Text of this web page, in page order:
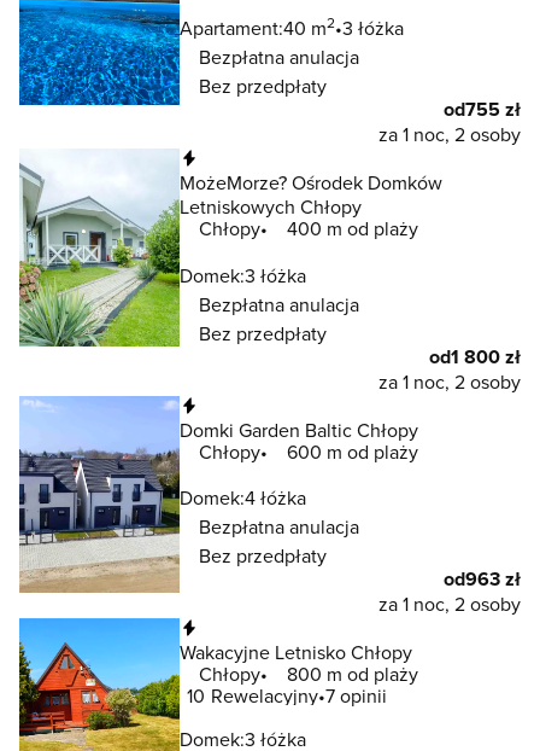
Apartament:40 m2 3 łóżka
Bezpłatna anulacja
Bez przedpłaty
od755 zł
za 1 noc, 2 osoby
MożeMorze? Ośrodek Domków
Letniskowych Chłopy
Chłopy
400 m od plaży
Domek:3 łóżka
Bezpłatna anulacja
Bez przedpłaty
od1 800 zł
za 1 noc, 2 osoby
Domki Garden Baltic Chłopy
Chłopy
600 m od plaży
Domek:4 łóżka
Bezpłatna anulacja
Bez przedpłaty
od963 zł
za 1 noc, 2 osoby
Wakacyjne Letnisko Chłopy
Chłopy
800 m od plaży
10 Rewelacyjny 7 opinii
Domek:3 łóżka